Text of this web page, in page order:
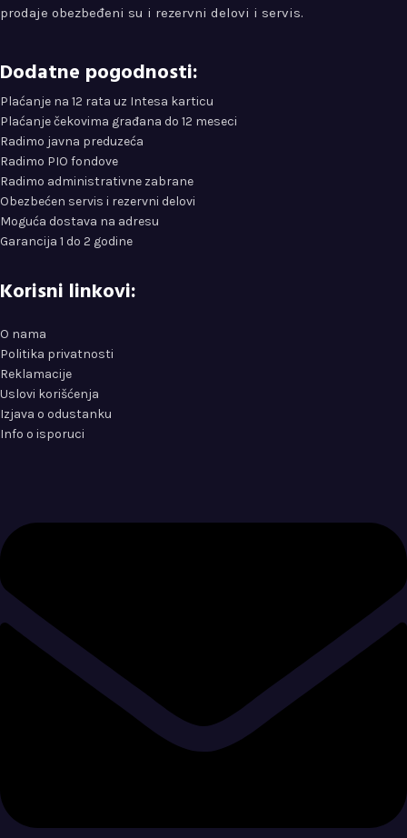
prodaje obezbeđeni su i rezervni delovi i servis.
Dodatne pogodnosti:
Plaćanje na 12 rata uz Intesa karticu
Plaćanje čekovima građana do 12 meseci
Radimo javna preduzeća
Radimo PIO fondove
Radimo administrativne zabrane
Obezbećen servis i rezervni delovi
Moguća dostava na adresu
Garancija 1 do 2 godine
Korisni linkovi:
O nama
Politika privatnosti
Reklamacije
Uslovi korišćenja
Izjava o odustanku
Info o isporuci